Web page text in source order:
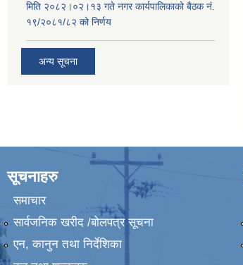
मिति २०८२।०२।१३ गते नगर कार्यपालिकाको बैठक नं.
१९/२०८१/८२ को निर्णय
अन्य सूचना
सूचनाहरु
समाचार
सार्वजनिक खरीद /बोलपत्र सूचना
एन, कानुन तथा निर्देशिका